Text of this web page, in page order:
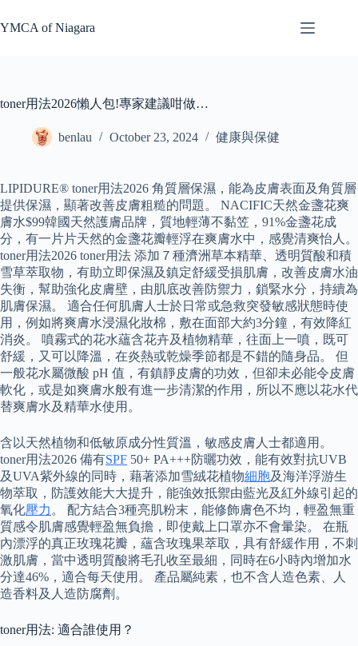
to
content
YMCA of Niagara
toner用法2026懶人包!專家建議咁做…
benlau October 23, 2024 健康與保健
LIPIDURE® toner用法2026 角質層保濕，能為皮膚表面及角質層
提供保濕，顯著改善皮膚粗糙的問題。 NACIFIC天然金盞花爽
膚水$99韓國天然護膚品牌，質地輕薄不黏笠，91%金盞花成
分，有一片片天然的金盞花瓣輕浮在爽膚水中，感覺清爽怡人。
toner用法2026 toner用法 添加７種濟洲草本精華、透明質酸和積
雪草萃取物，有助立即保濕及鎮定舒緩受損肌膚，改善皮膚水油
失衡，幫助強化皮膚壁，由肌底改善防禦力，鎖緊水分，持續為
肌膚保濕。 適合任何肌膚人士於日常或急救突發敏感狀態時使
用，例如將爽膚水浸濕化妝棉，敷在面部大約3分鐘，有效降紅
消炎。 噴霧式的花水蘊含花卉及植物精華，往面上一噴，既可
舒緩，又可以降溫，在炎熱或乾燥季節都是不錯的隨身品。 但
一般花水屬微酸 pH 值，有鎮靜皮膚的功效，但卻未必能令皮膚
軟化，或是如爽膚水般有進一步清潔的作用，所以不應以花水代
替爽膚水及精華水使用。
含以天然植物和低敏原成分性質溫，敏感皮膚人士都適用。
toner用法2026 備有SPF 50+ PA+++防曬功效，能有效對抗UVB
及UVA紫外線的同時，藉著添加雪絨花植物細胞及海洋浮游生
物萃取，防護效能大大提升，能強效抵禦由藍光及紅外線引起的
氧化壓力 。 配方結合3種亮肌粉末，能修飾膚色不均，輕盈無重
質感令肌膚感覺輕盈無負擔，即使戴上口罩亦不會暈染。 在瓶
內漂浮的真正玫瑰花瓣，蘊含玫瑰果萃取，具有舒緩作用，不刺
激肌膚，當中透明質酸將毛孔收至最細，同時在6小時內增加水
分達46%，適合每天使用。 產品屬純素，也不含人造色素、人
造香料及人造防腐劑。
toner用法: 適合誰使用？